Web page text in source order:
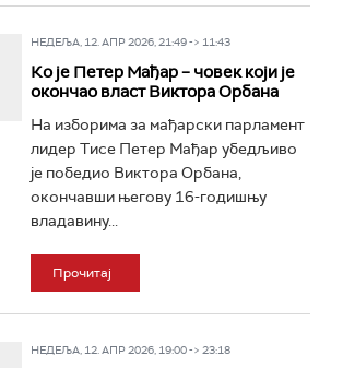
НЕДЕЉА, 12. АПР 2026, 21:49 -> 11:43
Ко је Петер Мађар – човек који је
окончао власт Виктора Орбана
На изборима за мађарски парламент
лидер Тисе Петер Мађар убедљиво
је победио Виктора Орбана,
окончавши његову 16-годишњу
владавину...
Прочитај
НЕДЕЉА, 12. АПР 2026, 19:00 -> 23:18